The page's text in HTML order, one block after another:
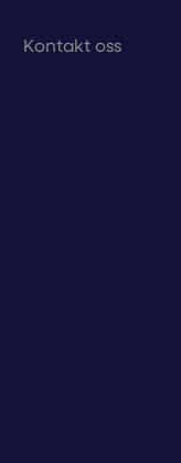
Kontakt oss